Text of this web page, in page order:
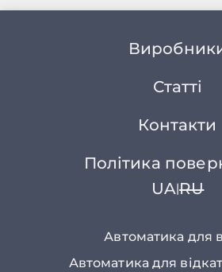
Статті
Контакти
Політика
UA|RU
Автоматика для
Автоматика для